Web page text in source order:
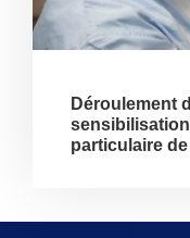
Déroulement
particulaire de